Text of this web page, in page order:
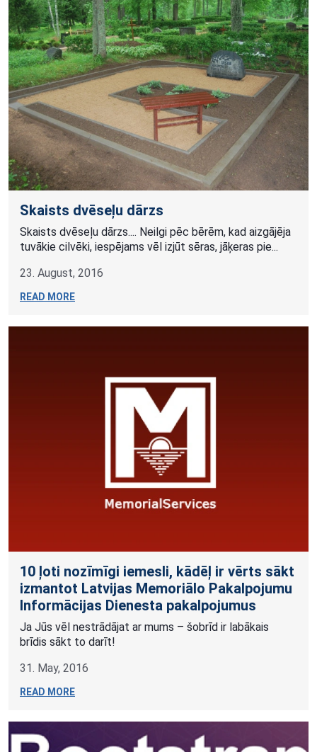
Skaists dvēseļu dārzs
Skaists dvēseļu dārzs.... Neilgi pēc bērēm, kad aizgājēja
tuvākie cilvēki, iespējams vēl izjūt sēras, jāķeras pie...
23. August, 2016
READ MORE
10 ļoti nozīmīgi iemesli, kādēļ ir vērts sākt
izmantot Latvijas Memoriālo Pakalpojumu
Informācijas Dienesta pakalpojumus
Ja Jūs vēl nestrādājat ar mums – šobrīd ir labākais
brīdis sākt to darīt!
31. May, 2016
READ MORE